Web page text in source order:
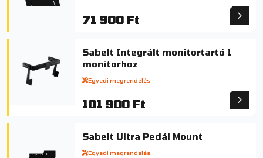
71 900 Ft
Sabelt Integrált monitortartó 1
monitorhoz
Egyedi megrendelés
101 900 Ft
Sabelt Ultra Pedál Mount
Egyedi megrendelés